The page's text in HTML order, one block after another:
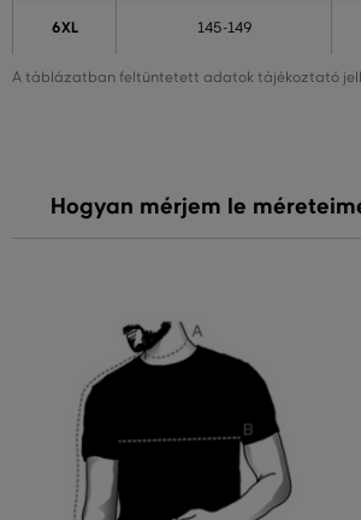
A táblázatban feltüntetett adatok tájékoztató
6XL 145-149
Hogyan mérjem le